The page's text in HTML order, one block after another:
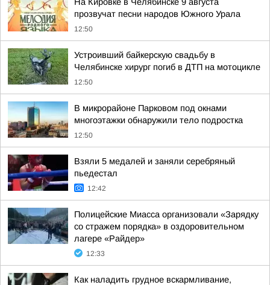
прозвучат песни народов Южного Урала
12:50
Устроивший байкерскую свадьбу в
Челябинске хирург погиб в ДТП на мотоцикле
12:50
В микрорайоне Парковом под окнами
многоэтажки обнаружили тело подростка
12:50
Взяли 5 медалей и заняли серебряный
пьедестал
12:42
Полицейские Миасса организовали «Зарядку
со стражем порядка» в оздоровительном
лагере «Райдер»
12:33
Как наладить грудное вскармливание,